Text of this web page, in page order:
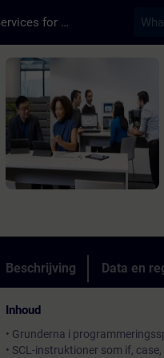
Training Services for Digital Industries
Cursus - Online-
Beschrijving Data en
Inhoud
• Grunderna i
• SCL-instruktioner som if,